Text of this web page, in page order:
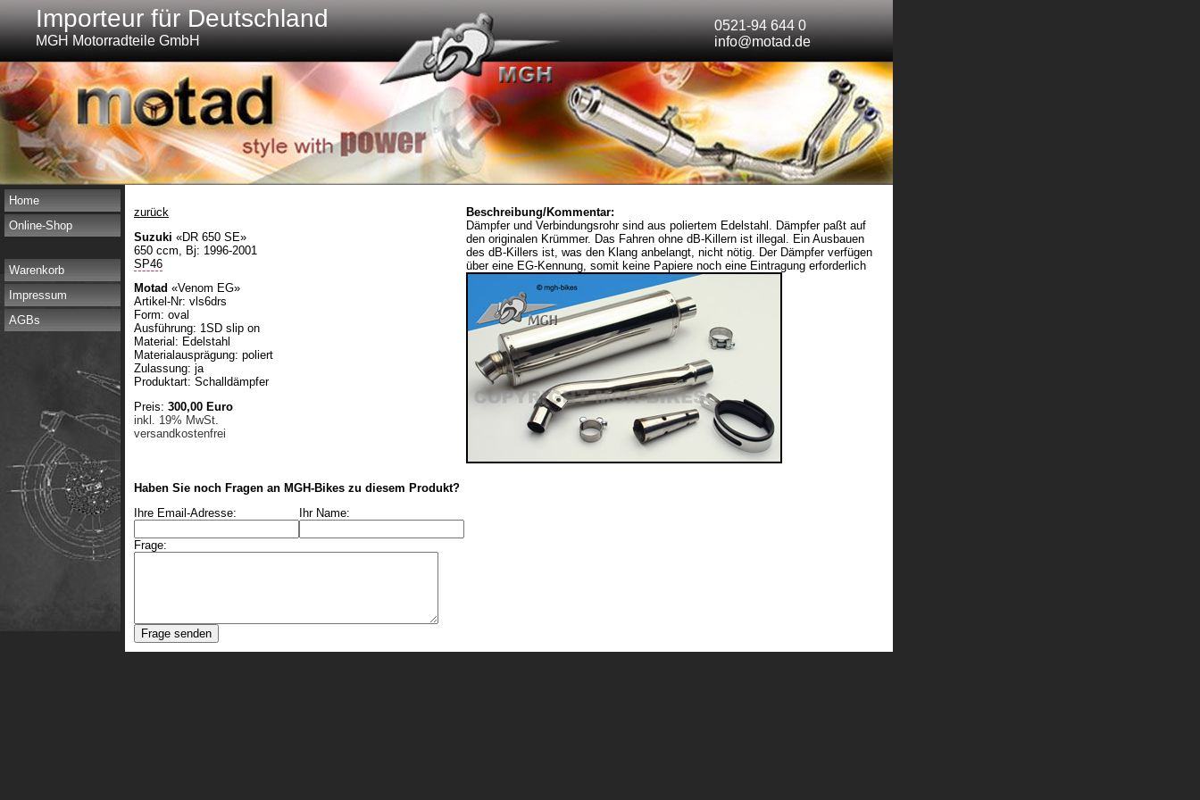
Importeur für Deutschland
MGH Motorradteile GmbH
0521-94 644 0
info@motad.de
Home
Online-Shop
Warenkorb
Impressum
AGBs
zurück
Suzuki «DR 650 SE»
650 ccm, Bj: 1996-2001
SP46
Motad «Venom EG»
Artikel-Nr: vls6drs
Form: oval
Ausführung: 1SD slip on
Material: Edelstahl
Materialausprägung: poliert
Zulassung: ja
Produktart: Schalldämpfer
Preis: 300,00 Euro
inkl. 19% MwSt.
versandkostenfrei
Beschreibung/Kommentar:
Dämpfer und Verbindungsrohr sind aus poliertem Edelstahl. Dämpfer paßt auf
den originalen Krümmer. Das Fahren ohne dB-Killern ist illegal. Ein Ausbauen
des dB-Killers ist, was den Klang anbelangt, nicht nötig. Der Dämpfer verfügen
über eine EG-Kennung, somit keine Papiere noch eine Eintragung erforderlich
Haben Sie noch Fragen an MGH-Bikes zu diesem Produkt?
Ihre Email-Adresse:
Ihr Name:
Frage: